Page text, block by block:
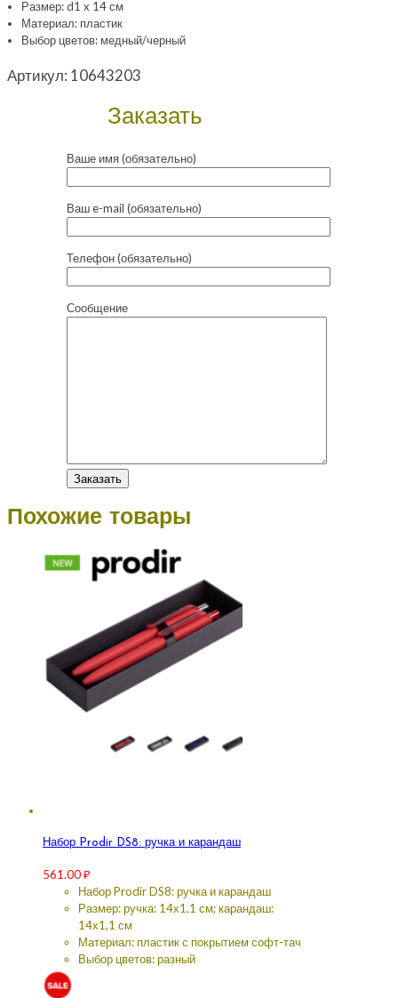
Размер: d1 x 14 см
Материал: пластик
Выбор цветов: медный/черный
Артикул: 10643203
Заказать
Ваше имя (обязательно)
Ваш e-mail (обязательно)
Телефон (обязательно)
Сообщение
Похожие товары
Набор Prodir DS8: ручка и карандаш
561.00₽
Набор Prodir DS8: ручка и карандаш
Размер: ручка: 14х1,1 см; карандаш:
14х1,1 см
Материал: пластик с покрытием софт-тач
Выбор цветов: разный